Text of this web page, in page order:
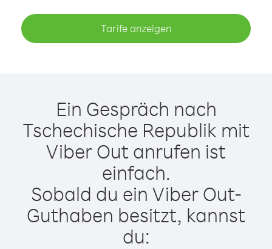
Tarife anzeigen
Ein Gespräch nach
Tschechische Republik mit
Viber Out anrufen ist
einfach.
Sobald du ein Viber Out-
Guthaben besitzt, kannst
du: